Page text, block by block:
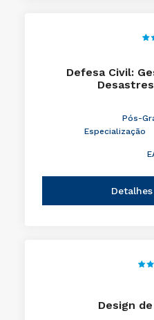
Defesa Civil:
Pós-
Especialização
Design